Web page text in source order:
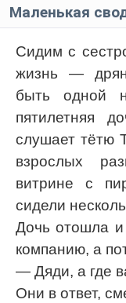
Маленькая
Сидим с
жизнь —
быть одной
пятилетняя
слушает тётю
взрослых
витрине с
сидели
Дочь отошла и
компанию, а
— Дяди, а где
Они в ответ,